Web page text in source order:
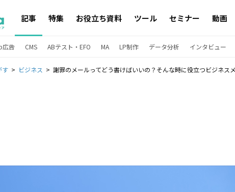
記事 特集 お役立ち資料 ツール セミナー 動画
広告 CMS ABテスト・EFO MA LP制作 データ分析 インタビュー
す ビジネス 謝罪のメールってどう書けばいいの？そんな時に役立つビジネス